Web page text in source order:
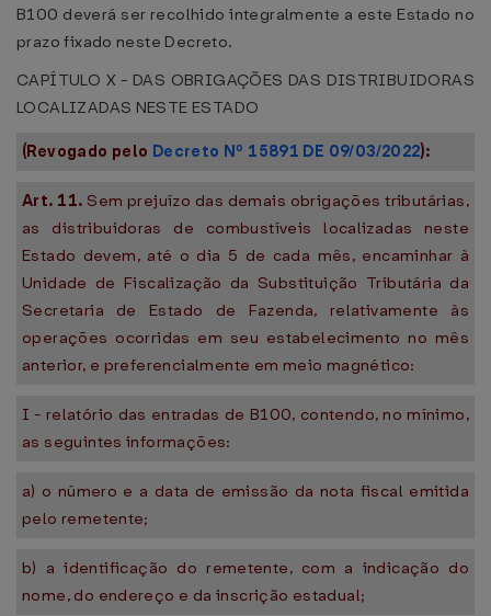
B100 deverá ser recolhido integralmente a este Estado no
prazo fixado neste Decreto.
CAPÍTULO X - DAS OBRIGAÇÕES DAS DISTRIBUIDORAS
LOCALIZADAS NESTE ESTADO
(Revogado pelo Decreto Nº 15891 DE 09/03/2022):
Art. 11. Sem prejuízo das demais obrigações tributárias,
as distribuidoras de combustíveis localizadas neste
Estado devem, até o dia 5 de cada mês, encaminhar à
Unidade de Fiscalização da Substituição Tributária da
Secretaria de Estado de Fazenda, relativamente às
operações ocorridas em seu estabelecimento no mês
anterior, e preferencialmente em meio magnético:
I - relatório das entradas de B100, contendo, no mínimo,
as seguintes informações:
a) o número e a data de emissão da nota fiscal emitida
pelo remetente;
b) a identificação do remetente, com a indicação do
nome, do endereço e da inscrição estadual;